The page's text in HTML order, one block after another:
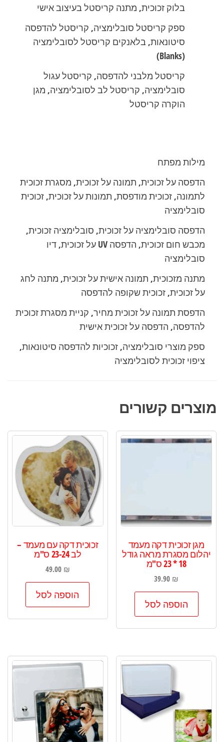
בלוק זכוכית, מתנה קריסטל בעיצוב אישי
ספק קריסטל סובלימציה, קריסטל להדפסה
סיטונאות, בלאנקים קריסטל לסובלימציה
(Blanks)
קריסטל מלבני להדפסה, קריסטל עגול
סובלימציה, קריסטל לב לסובלימציה, מגן
הוקרה קריסטל
מילות מפתח
הדפסה על זכוכית, תמונה על זכוכית, מסגרת זכוכית
לתמונה, זכוכית מודפסת, תמונות על זכוכית, זכוכית
סובלימציה
הדפסה סובלימציה על זכוכית, סובלימציה זכוכית,
מכבש חום זכוכית, הדפסה UV על זכוכית, דיו
סובלימציה
מתנה מזכוכית, תמונה אישית על זכוכית, מתנה לחג
על זכוכית, זכוכית שקופה להדפסה
הדפסת תמונה על זכוכית מחיר, קניית מסגרת זכוכית
להדפסה, הדפסה על זכוכית אישית
ספק מוצרי סובלימציה, זכוכיות להדפסה סיטונאות,
ציפוי זכוכית לסובלימציה
מוצרים קשורים
מגן זכוכית דקה מעמד
יהלום מסגרת מראה גודל
18 * 23 ס"מ
39.90 ₪
הוספה לסל
זכוכית דקה עם מעמד –
לב 23-24 ס"מ
49.00 ₪
הוספה לסל